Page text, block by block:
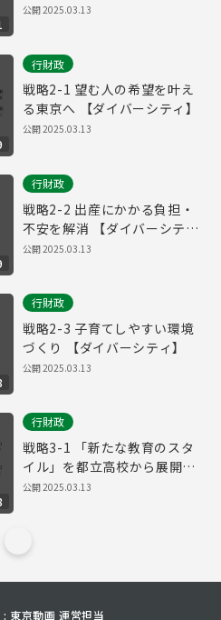
公開2025.03.13
行財政
戦略2-1 望む人の希望を叶え
る東京へ 【ダイバーシティ】
公開2025.03.13
行財政
戦略2-2 出産にかかる負担・
不安を解消 【ダイバーシテ
ィ】
公開2025.03.13
行財政
戦略2-3 子育てしやすい環境
づくり 【ダイバーシティ】
公開2025.03.13
行財政
戦略3-1 「新たな教育のスタ
イル」を都立高校から展開
【ダイバーシティ】
公開2025.03.13
東京動画 運営担当